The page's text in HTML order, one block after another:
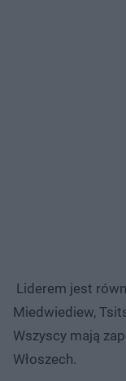
Liderem jest
Miedwiediew,
Wszyscy mają
Włoszech.